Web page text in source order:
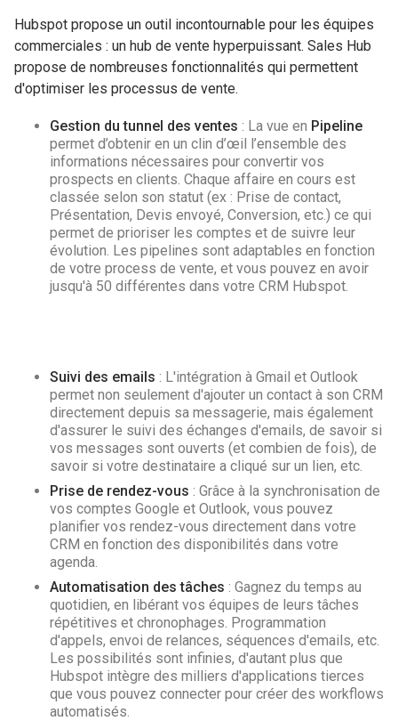
Hubspot propose un outil incontournable pour les équipes
commerciales : un hub de vente hyperpuissant. Sales Hub
propose de nombreuses fonctionnalités qui permettent
d'optimiser les processus de vente.
Gestion du tunnel des ventes : La vue en Pipeline
permet d’obtenir en un clin d’œil l’ensemble des
informations nécessaires pour convertir vos
prospects en clients. Chaque affaire en cours est
classée selon son statut (ex : Prise de contact,
Présentation, Devis envoyé, Conversion, etc.) ce qui
permet de prioriser les comptes et de suivre leur
évolution. Les pipelines sont adaptables en fonction
de votre process de vente, et vous pouvez en avoir
jusqu'à 50 différentes dans votre CRM Hubspot.
Suivi des emails : L'intégration à Gmail et Outlook
permet non seulement d'ajouter un contact à son CRM
directement depuis sa messagerie, mais également
d'assurer le suivi des échanges d'emails, de savoir si
vos messages sont ouverts (et combien de fois), de
savoir si votre destinataire a cliqué sur un lien, etc.
Prise de rendez-vous : Grâce à la synchronisation de
vos comptes Google et Outlook, vous pouvez
planifier vos rendez-vous directement dans votre
CRM en fonction des disponibilités dans votre
agenda.
Automatisation des tâches : Gagnez du temps au
quotidien, en libérant vos équipes de leurs tâches
répétitives et chronophages. Programmation
d'appels, envoi de relances, séquences d'emails, etc.
Les possibilités sont infinies, d'autant plus que
Hubspot intègre des milliers d'applications tierces
que vous pouvez connecter pour créer des workflows
automatisés.